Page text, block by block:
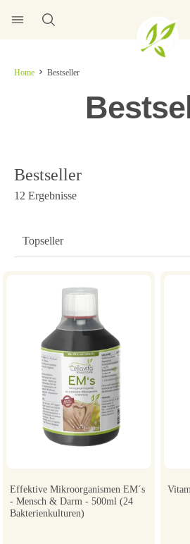
Home Bestseller
Bestseller
12 Ergebnisse
Effektive Mikroorganismen EM´s
- Mensch & Darm - 500ml (24
Bakterienkulturen)